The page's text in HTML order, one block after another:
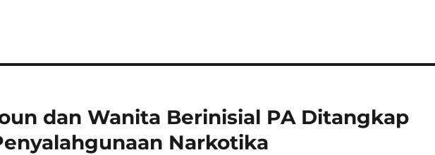
dan Wanita Berinisial PA Ditangkap
Narkotika